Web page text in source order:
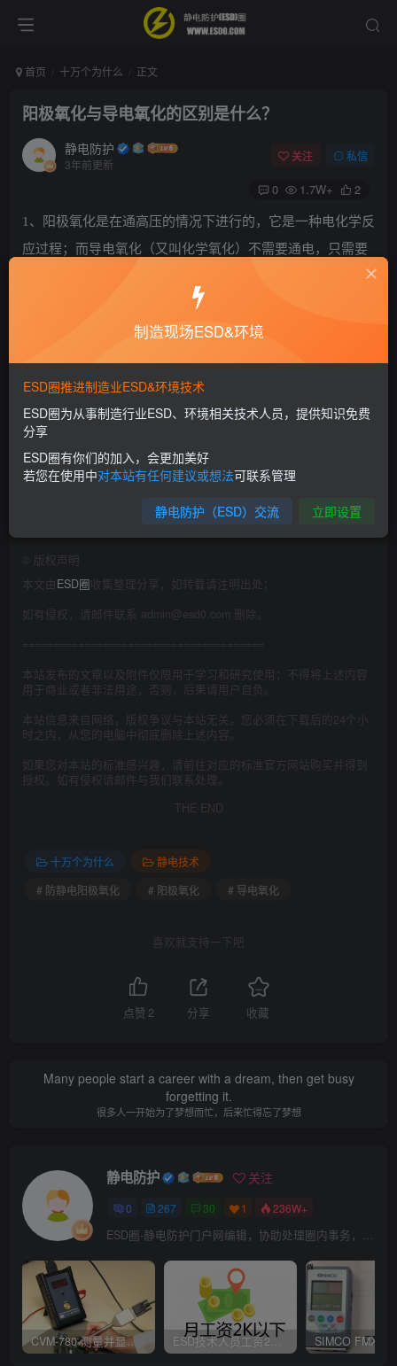
首页 十万个为什么 正文
阳极氧化与导电氧化的区别是什么？
静电防护
3年前更新
关注 私信
0 1.7W+ 2
1、阳极氧化是在通高压的情况下进行的，它是一种电化学反
应过程；而导电氧化（又叫化学氧化）不需要通电，只需要
2、阳极氧化需要的时间很长，往往要几十分钟，而导电氧化
3、阳极氧化生成的膜有几个微米到几十个微米，并且坚硬耐
磨；导电氧化生成的膜仅仅0.01-0.15微米，耐磨性不是很
好，但是既能导电又耐大气腐蚀，这就是它的优点。
是很薄，所以就是导电的了。
版权声明
本文由ESD圈收集整理分享，如转载请注明出处；
如有侵权，请邮件联系 admin@esd0.com 删除。
本站发布的文章以及附件仅限用于学习和研究使用；不得将上述内容
用于商业或者非法用途，否则，后果请用户自负。
本站信息来自网络，版权争议与本站无关。您必须在下载后的24个小
时之内，从您的电脑中彻底删除上述内容。
如果您对本站的标准感兴趣，请前往对应的标准官方网站购买并得到
授权。如有侵权请邮件与我们联系处理。
THE END
十万个为什么
静电技术
# 防静电阳极氧化
# 阳极氧化 # 导电氧化
喜欢就支持一下吧
点赞2 分享 收藏
Many people start a career with a dream, then get busy
forgetting it.
很多人一开始为了梦想而忙，后来忙得忘了梦想
静电防护 关注
0 267 30 1 236W+
ESD圈-静电防护门户网编辑，协助处理圈内事务，宗旨：收集整理免费分享，欢迎各位业界朋友对每篇文章进行点评，以便大家共同学习在线讨论！
CVM-780 测量并显示实时静电压数据、操作说明 ESD技术人员工资2K以下，你相信吗？
制造现场ESD&环境
ESD圈推进制造业ESD&环境技术
ESD圈为从事制造行业ESD、环境相关技术人员，提供知识免费
分享
ESD圈有你们的加入，会更加美好
若您在使用中对本站有任何建议或想法可联系管理
静电防护（ESD）交流 立即设置